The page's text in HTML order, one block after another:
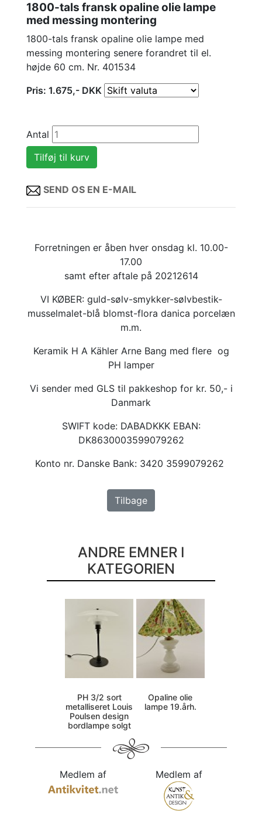
1800-tals fransk opaline olie lampe
med messing montering
1800-tals fransk opaline olie lampe med
messing montering senere forandret til el.
højde 60 cm. Nr. 401534
Pris: 1.675,- DKK
Antal
SEND OS EN E-MAIL
Forretningen er åben hver onsdag kl. 10.00-
17.00
samt efter aftale på 20212614
VI KØBER: guld-sølv-smykker-sølvbestik-
musselmalet-blå blomst-flora danica porcelæn
m.m.
Keramik H A Kähler Arne Bang med flere og
PH lamper
Vi sender med GLS til pakkeshop for kr. 50,- i
Danmark
SWIFT kode: DABADKKK EBAN:
DK8630003599079262
Konto nr. Danske Bank: 3420 3599079262
Tilbage
ANDRE EMNER I
KATEGORIEN
PH 3/2 sort
metalliseret Louis
Poulsen design
bordlampe solgt
Opaline olie
lampe 19.årh.
Medlem af Medlem af